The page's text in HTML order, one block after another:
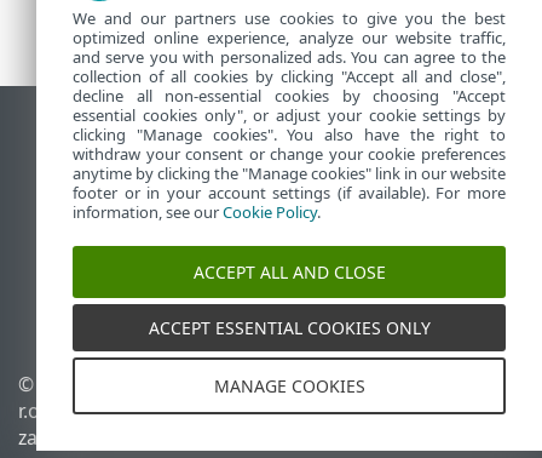
Wyświetl witrynę internetową dla
komputerów
End of Life
Baza wiedzy ESET
ESET Status Portal
Pomoc regionalna
© 1992 - 2026 ESET, spol. s
r.o. – Wszelkie prawa
zastrzeżone.
Zarządzaj plikami cookie
Polityka dotycząca plików
We and our partners use cookies to give you the best
optimized online experience, analyze our website traffic,
and serve you with personalized ads. You can agree to the
collection of all cookies by clicking "Accept all and close",
decline all non-essential cookies by choosing "Accept
essential cookies only", or adjust your cookie settings by
clicking "Manage cookies". You also have the right to
withdraw your consent or change your cookie preferences
anytime by clicking the "Manage cookies" link in our website
footer or in your account settings (if available). For more
information, see ourCookie Policy.
ACCEPT ALL AND CLOSE
ACCEPT ESSENTIAL COOKIES ONLY
MANAGE COOKIES